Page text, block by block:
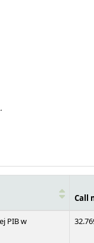
Call
PIB w